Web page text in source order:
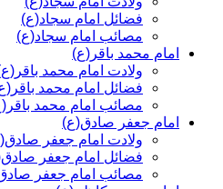
فضائل امام سجاد(ع)
مصائب امام سجاد(ع)
امام محمد باقر(ع)
ولادت امام محمد
فضائل امام محمد
مصائب امام محمد
امام جعفر صادق(ع)
ولادت امام جعفر
فضائل امام جعفر
مصائب امام جعفر